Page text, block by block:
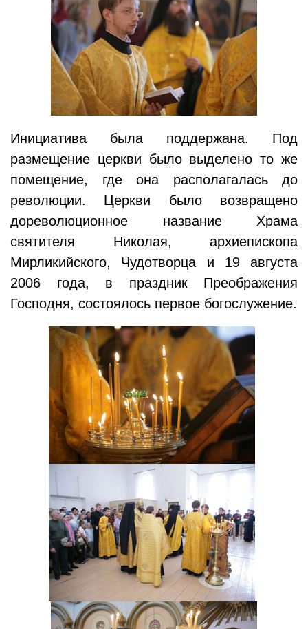
Инициатива была поддержана. Под
размещение церкви было выделено то же
помещение, где она располагалась до
революции. Церкви было возвращено
дореволюционное название Храма
святителя Николая, архиепископа
Мирликийского, Чудотворца и 19 августа
2006 года, в праздник Преображения
Господня, состоялось первое богослужение.